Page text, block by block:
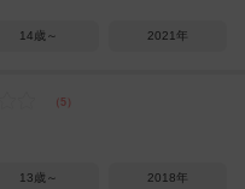
14歳～ 2021年
13歳～ 2018年